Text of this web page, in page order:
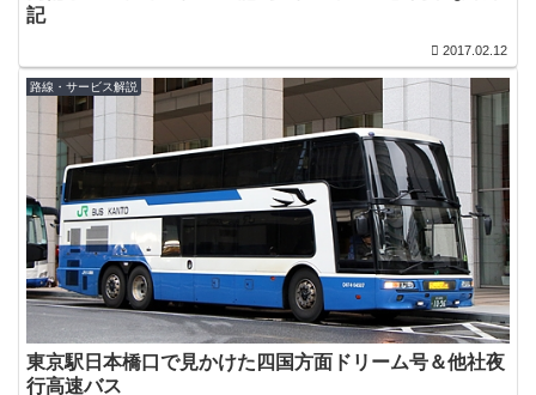
記
2017.02.12
路線・サービス解説
東京駅日本橋口で見かけた四国方面ドリーム号＆他社夜
行高速バス